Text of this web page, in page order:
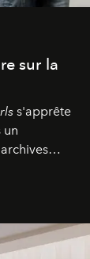
sur la
s'apprête
un